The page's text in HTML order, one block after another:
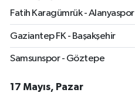
Fatih Karagümrük - Alanyaspor
Gaziantep FK - Başakşehir
Samsunspor - Göztepe
17 Mayıs, Pazar